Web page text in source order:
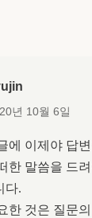
년 10월 6일
에 이제야 답
한 말씀을 드
다.
한 것은 질문